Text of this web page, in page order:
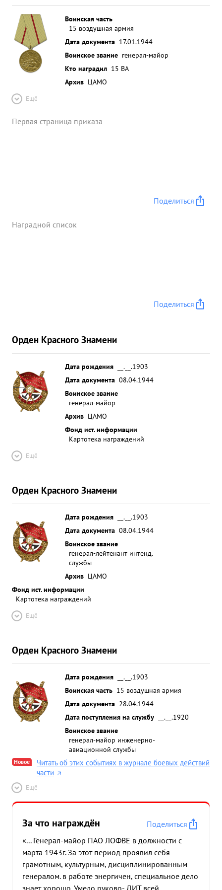
Воинская часть
15 воздушная армия
Дата документа 17.01.1944
Воинское звание генерал-майор
Кто наградил 15 ВА
Архив ЦАМО
Ещё
Первая страница приказа
Поделиться
Наградной список
Поделиться
Орден Красного Знамени
Дата рождения
__.__.1903
Дата документа 08.04.1944
Воинское звание
генерал-майор
Архив ЦАМО
Фонд ист. информации
Картотека награждений
Ещё
Орден Красного Знамени
Дата рождения
__.__.1903
Дата документа 08.04.1944
Воинское звание
генерал-лейтенант интенд.
службы
Архив ЦАМО
Фонд ист. информации
Картотека награждений
Ещё
Орден Красного Знамени
Дата рождения
__.__.1903
Воинская часть 15 воздушная армия
Дата документа 28.04.1944
Дата поступления на службу
__.__.1920
Воинское звание
генерал-майор инженерно-
авиационной службы
Новое
Читать об этих событиях в журнале боевых действий
части
Ещё
За что награждён
Поделиться
«... Генерал-майор ПАО ЛОФВЕ в должности с
марта 1943г. За этот период проявил себя
грамотным, культурным, дисциплинированным
генералом. в работе энергичен, специальное дело
знает хорошо. Умело руково- ДИТ всей